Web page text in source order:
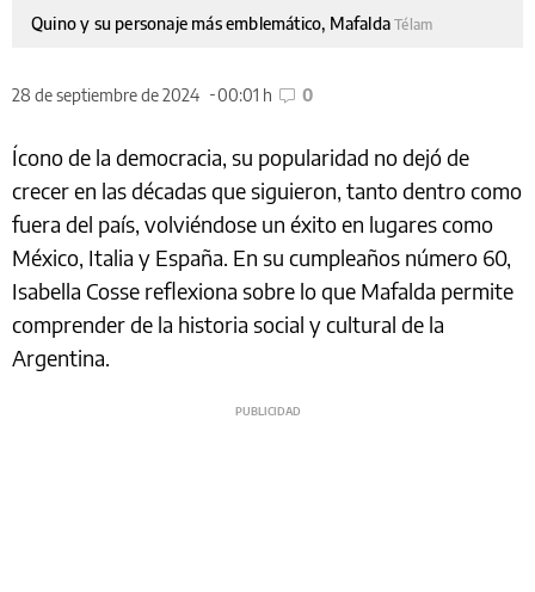
Quino y su personaje más emblemático, MafaldaTélam
28 de septiembre de 2024 00:01 h 0
Ícono de la democracia, su popularidad no dejó de
crecer en las décadas que siguieron, tanto dentro como
fuera del país, volviéndose un éxito en lugares como
México, Italia y España. En su cumpleaños número 60,
Isabella Cosse reflexiona sobre lo que Mafalda permite
comprender de la historia social y cultural de la
Argentina.